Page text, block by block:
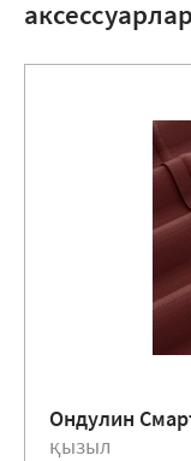
аксессуарлар
Ондулин
қызыл